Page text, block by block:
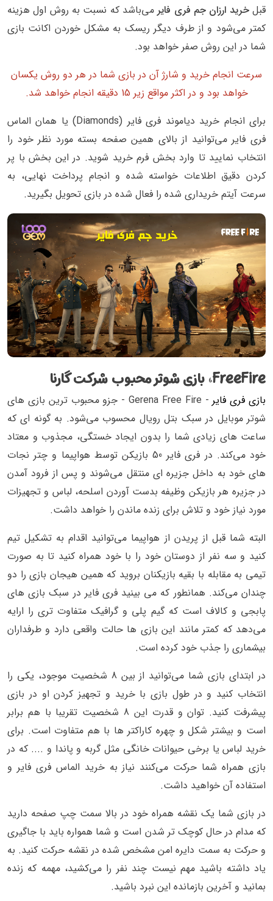
قبلخرید ارزان جم فری فایر می‌باشد که نسبت به روش اول هزینه
کمتر می‌شود و از طرف دیگر ریسک به مشکل خوردن اکانت بازی
شما در این روش صفر خواهد بود.
سرعت انجام خرید و شارژ آن در بازی شما در هر دو روش یکسان
خواهد بود و در اکثر مواقع زیر 15 دقیقه انجام خواهد شد.
برای انجام خرید دیاموند فری فایر (Diamonds) یا همان الماس
فری فایر می‌توانید از بالای همین صفحه بسته مورد نظر خود را
انتخاب نمایید تا وارد بخش فرم خرید شوید. در این بخش با پر
کردن دقیق اطلاعات خواسته شده و انجام پرداخت نهایی، به
سرعت آیتم خریداری شده را فعال شده در بازی تحویل بگیرید.
FreeFire، بازی شوتر محبوب شرکت گارنا
بازی فری فایر
- Gerena Free Fire - جزو محبوب ترین بازی های
شوتر موبایل در سبک بتل رویال محسوب می‌شود. به گونه ای که
ساعت های زیادی شما را بدون ایجاد خستگی، مجذوب و معتاد
خود می‌کند. در فری فایر 50 بازیکن توسط هواپیما و چتر نجات
های خود به داخل جزیره ای منتقل می‌شوند و پس از فرود آمدن
در جزیره هر بازیکن وظیفه بدست آوردن اسلحه، لباس و تجهیزات
مورد نیاز خود و تلاش برای زنده ماندن را خواهد داشت.
البته شما قبل از پریدن از هواپیما می‌توانید اقدام به تشکیل تیم
کنید و سه نفر از دوستان خود را با خود همراه کنید تا به صورت
تیمی به مقابله با بقیه بازیکنان بروید که همین هیجان بازی را دو
چندان می‌کند. همانطور که می بینید فری فایر در سبک بازی های
پابجی و کالاف است که گیم پلی و گرافیک متفاوت تری را ارایه
می‌دهد که کمتر مانند این بازی ها حالت واقعی دارد و طرفداران
بیشماری را جذب خود کرده است.
در ابتدای بازی شما می‌توانید از بین 8 شخصیت موجود، یکی را
انتخاب کنید و در طول بازی با خرید و تجهیز کردن او در بازی
پیشرفت کنید. توان و قدرت این 8 شخصیت تقریبا با هم برابر
است و بیشتر شکل و چهره کاراکتر ها با هم متفاوت است. برای
خرید لباس یا برخی حیوانات خانگی مثل گربه و پاندا و .... که در
بازی همراه شما حرکت می‌کنند نیاز به خرید الماس فری فایر و
استفاده آن خواهید داشت.
در بازی شما یک نقشه همراه خود در بالا سمت چپ صفحه دارید
که مدام در حال کوچک تر شدن است و شما همواره باید با جاگیری
و حرکت به سمت دایره امن مشخص شده در نقشه حرکت کنید. به
یاد داشته باشید مهم نیست چند نفر را می‌کشید، مهمه که زنده
بمانید و آخرین بازمانده این نبرد باشید.